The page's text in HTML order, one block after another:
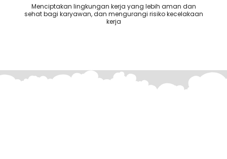
Menciptakan lingkungan kerja yang lebih aman dan
sehat bagi karyawan, dan mengurangi risiko kecelakaan
kerja